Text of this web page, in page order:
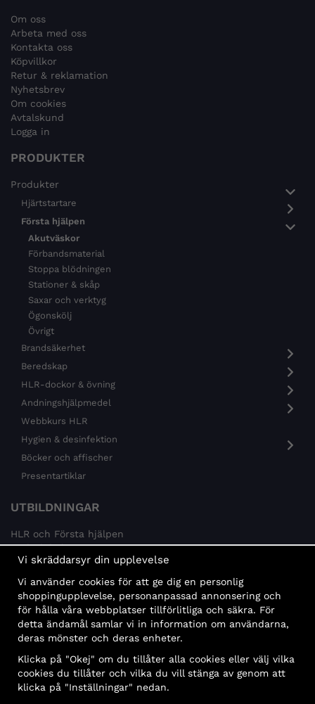
Om oss
Arbeta med oss
Kontakta oss
Köpvillkor
Retur & reklamation
Nyhetsbrev
Om cookies
Avtalskund
Logga in
PRODUKTER
Produkter
Hjärtstartare
Första hjälpen
Akutväskor
Förbandsmaterial
Stoppa blödningen
Stationer & skåp
Saxar och verktyg
Ögonskölj
Övrigt
Brandsäkerhet
Beredskap
HLR-dockor & övning
Andningshjälpmedel
Webbkurs HLR
Hygien & desinfektion
Böcker och affischer
Presentartiklar
UTBILDNINGAR
HLR och Första hjälpen
Psykisk hälsa
Brandskydd
MÅLGRUPPER
Offentlig sektor och företag
Privatpersoner
FakturaDelbetalning
Vi skräddarsyr din upplevelse
Vi använder cookies för att ge dig en personlig
shoppingupplevelse, personanpassad annonsering och
för hålla våra webbplatser tillförlitliga och säkra. För
detta ändamål samlar vi in information om användarna,
deras mönster och deras enheter.
Klicka på "Okej" om du tillåter alla cookies eller välj vilka
cookies du tillåter och vilka du vill stänga av genom att
klicka på "Inställningar" nedan.